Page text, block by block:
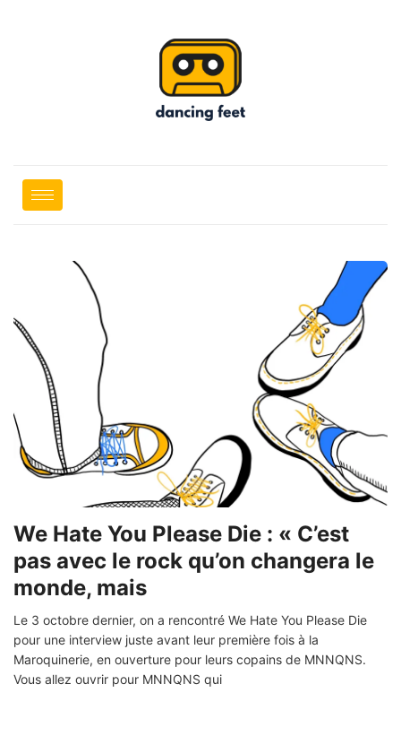
We Hate You Please Die : « C’est
pas avec le rock qu’on changera le
monde, mais
Le 3 octobre dernier, on a rencontré We Hate You Please Die
pour une interview juste avant leur première fois à la
Maroquinerie, en ouverture pour leurs copains de MNNQNS.
Vous allez ouvrir pour MNNQNS qui